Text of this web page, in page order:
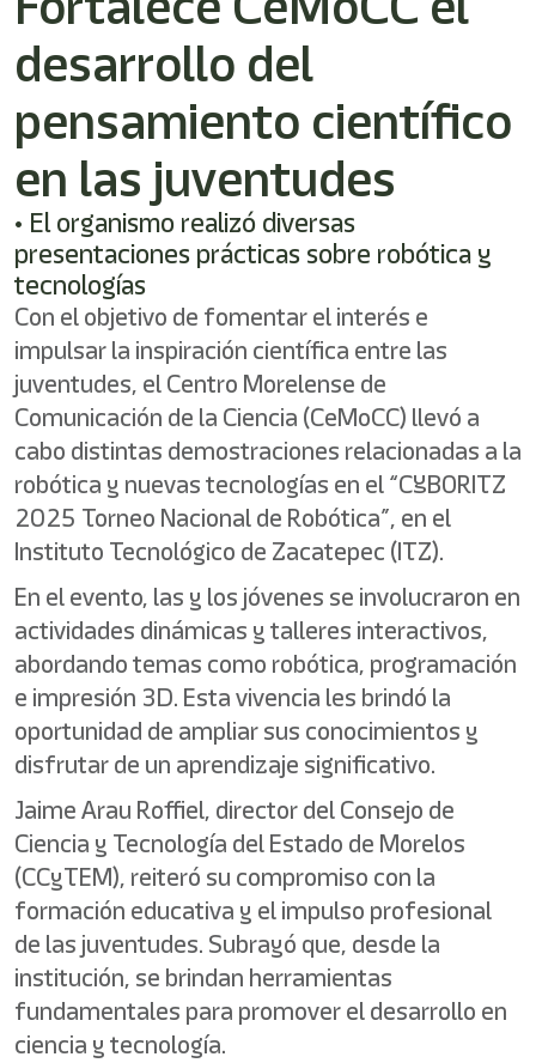
Este
acceso
directo
lector
de
pantalla
para
navegar
interactuar
con
contenido.
desarrollo del
pensamiento científico
en las juventudes
• El organismo realizó diversas
presentaciones prácticas sobre robótica y
tecnologías
Con el objetivo de fomentar el interés e
impulsar la inspiración científica entre las
juventudes, el Centro Morelense de
Comunicación de la Ciencia (CeMoCC) llevó a
cabo distintas demostraciones relacionadas a la
robótica y nuevas tecnologías en el “CYBORITZ
2025 Torneo Nacional de Robótica”, en el
Instituto Tecnológico de Zacatepec (ITZ).
En el evento, las y los jóvenes se involucraron en
actividades dinámicas y talleres interactivos,
abordando temas como robótica, programación
e impresión 3D. Esta vivencia les brindó la
oportunidad de ampliar sus conocimientos y
disfrutar de un aprendizaje significativo.
Jaime Arau Roffiel, director del Consejo de
Ciencia y Tecnología del Estado de Morelos
(CCyTEM), reiteró su compromiso con la
formación educativa y el impulso profesional
de las juventudes. Subrayó que, desde la
institución, se brindan herramientas
fundamentales para promover el desarrollo en
ciencia y tecnología.